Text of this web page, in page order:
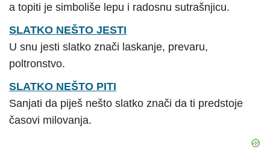
a topiti je simboliše lepu i radosnu sutrašnjicu.
SLATKO NEŠTO JESTI
U snu jesti slatko znači laskanje, prevaru,
poltronstvo.
SLATKO NEŠTO PITI
Sanjati da piješ nešto slatko znači da ti predstoje
časovi milovanja.